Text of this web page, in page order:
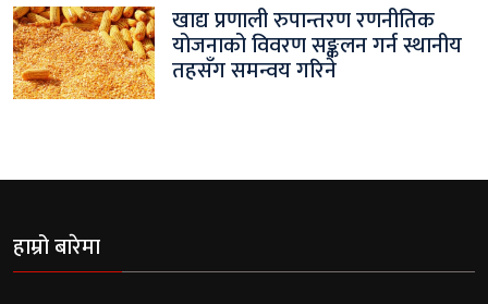
खाद्य प्रणाली रुपान्तरण रणनीतिक
योजनाको विवरण सङ्कलन गर्न स्थानीय
तहसँग समन्वय गरिने
हाम्रो बारेमा